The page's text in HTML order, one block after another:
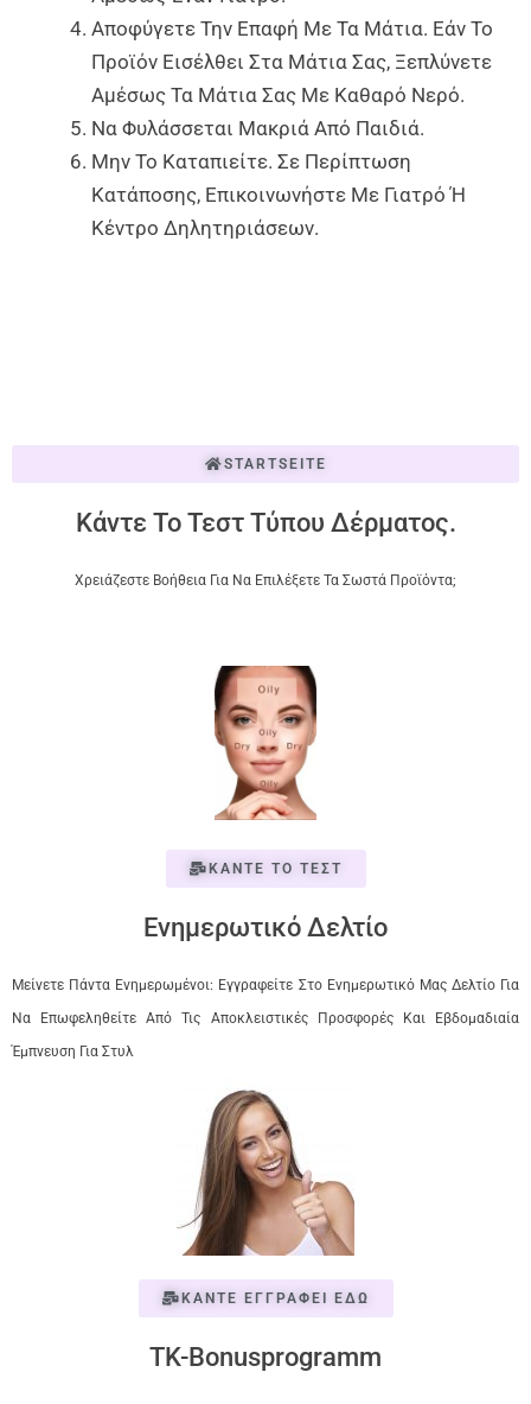
Αποφύγετε Την Επαφή Με Τα Μάτια. Εάν Το
Προϊόν Εισέλθει Στα Μάτια Σας, Ξεπλύνετε
Αμέσως Τα Μάτια Σας Με Καθαρό Νερό.
Να Φυλάσσεται Μακριά Από Παιδιά.
Μην Το Καταπιείτε. Σε Περίπτωση
Κατάποσης, Επικοινωνήστε Με Γιατρό Ή
Κέντρο Δηλητηριάσεων.
STARTSEITE
Κάντε Το Τεστ Τύπου Δέρματος.
Χρειάζεστε Βοήθεια Για Να Επιλέξετε Τα Σωστά Προϊόντα;
ΚΑΝΤΕ ΤΟ ΤΕΣΤ
Ενημερωτικό Δελτίο
Μείνετε Πάντα Ενημερωμένοι: Εγγραφείτε Στο Ενημερωτικό Μας Δελτίο Για
Να Επωφεληθείτε Από Τις Αποκλειστικές Προσφορές Και Εβδομαδιαία
Έμπνευση Για Στυλ
ΚΑΝΤΕ ΕΓΓΡΑΦΕΙ ΕΔΩ
TK-Bonusprogramm